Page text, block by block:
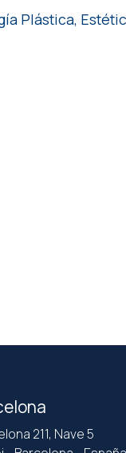
Plástica,
211, Nave 5